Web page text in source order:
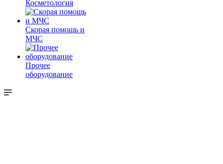
Косметология
Скорая помощь и
МЧС
Прочее
оборудование